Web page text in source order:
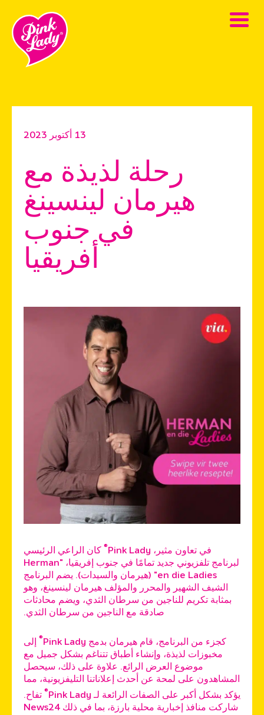
13 أكتوبر 2023
رحلة لذيذة مع
هيرمان لينسينغ
في جنوب
أفريقيا
في تعاون مثير، Pink Lady ® كان الراعي الرئيسي
لبرنامج تلفزيوني جديد تمامًا في جنوب إفريقيا، "Herman
en die Ladies" (هيرمان والسيدات). يضم البرنامج
الشيف الشهير والمحرر والمؤلف هيرمان لينسينغ، وهو
بمثابة تكريم للناجين من سرطان الثدي، ويضم محادثات
صادقة مع الناجين من سرطان الثدي.
كجزء من البرنامج، قام هيرمان بدمج Pink Lady ®
إلى
مخبوزات لذيذة، وإنشاء أطباق تتناغم بشكل جميل مع
موضوع العرض الرائع. علاوة على ذلك، سيحصل
المشاهدون على لمحة عن أحدث إعلاناتنا التليفزيونية، مما
يؤكد بشكل أكبر على الصفات الرائعة لـ Pink Lady
® تفاح.
شاركت منافذ إخبارية محلية بارزة، بما في ذلك News24